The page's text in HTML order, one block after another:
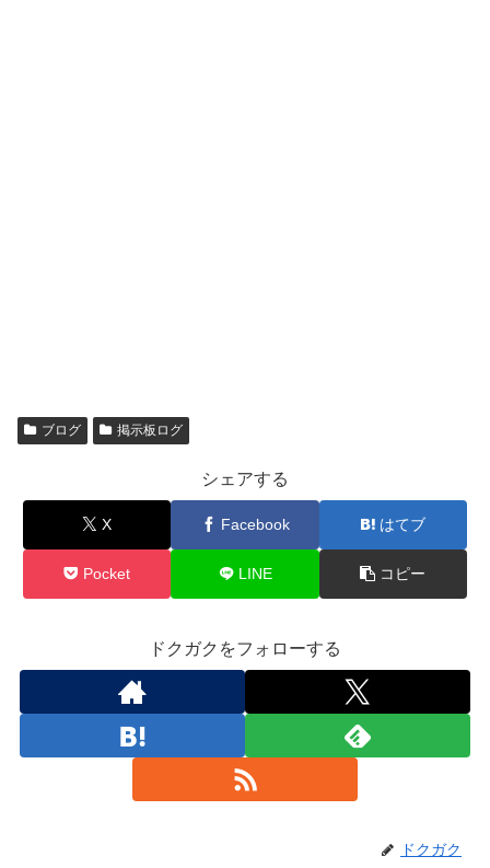
ブログ 掲示板ログ
シェアする
X Facebook はてブ
Pocket LINE コピー
ドクガクをフォローする
ドクガク